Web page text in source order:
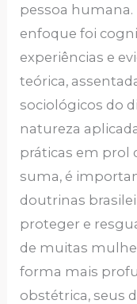
pessoa humana.
enfoque foi
experiências e
teórica,
sociológicos do
natureza
práticas em prol
suma, é
doutrinas
proteger e
de muitas
forma mais
obstétrica, seus